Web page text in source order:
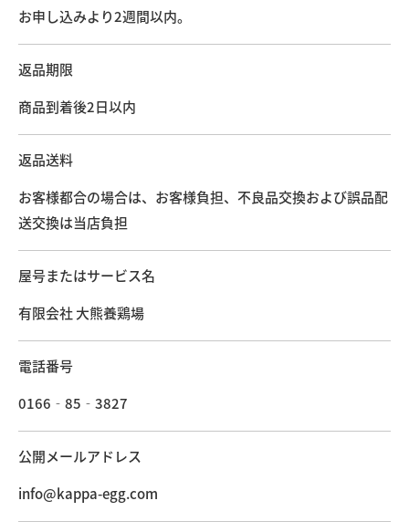
お申し込みより2週間以内。
返品期限
商品到着後2日以内
返品送料
お客様都合の場合は、お客様負担、不良品交換および誤品配
送交換は当店負担
屋号またはサービス名
有限会社 大熊養鶏場
電話番号
0166‐85‐3827
公開メールアドレス
info@kappa-egg.com